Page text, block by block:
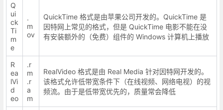
Q
ui
ck
Ti
m
e
.
m
ov
QuickTime 格式是由苹果公司开发的。QuickTime 是
因特网上常见的格式，但是 QuickTime 电影不能在没
有安装额外的（免费）组件的 Windows 计算机上播放
R
ea
lVi
d
eo
.r
m
.r
a
m
RealVideo 格式是由 Real Media 针对因特网开发的。
该格式允许低带宽条件下（在线视频、网络电视）的视
频流。由于是低带宽优先的，质量常会降低